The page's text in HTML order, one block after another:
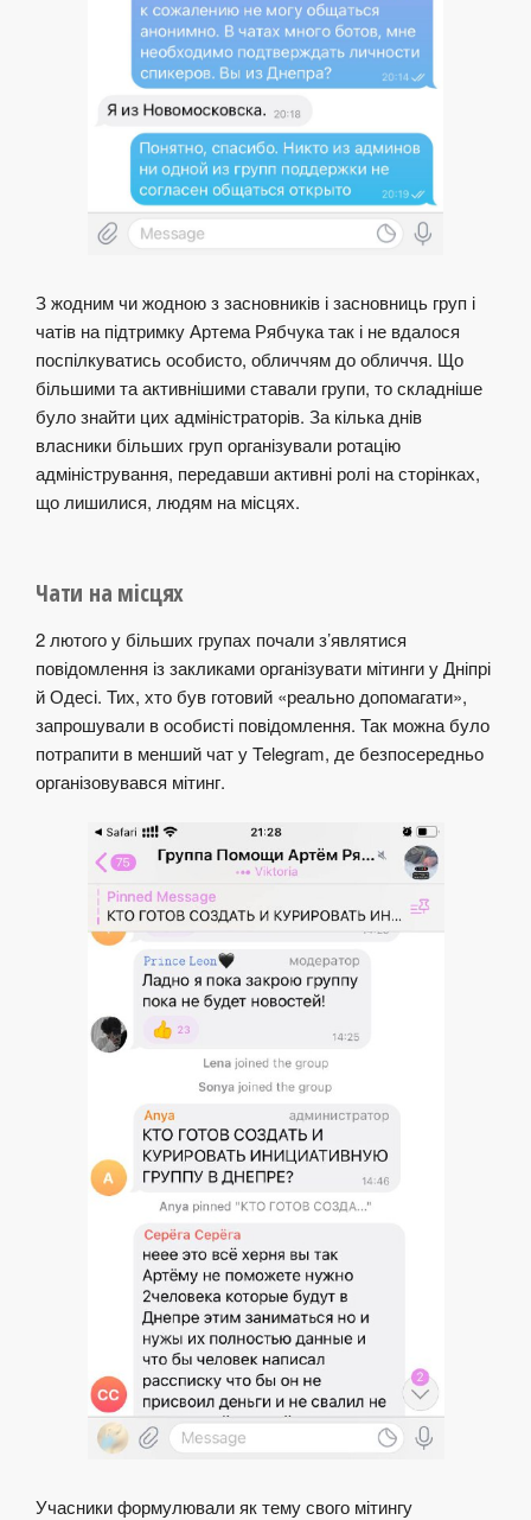
З жодним чи жодною з засновників і засновниць груп і
чатів на підтримку Артема Рябчука так і не вдалося
поспілкуватись особисто, обличчям до обличчя. Що
більшими та активнішими ставали групи, то складніше
було знайти цих адміністраторів. За кілька днів
власники більших груп організували ротацію
адміністрування, передавши активні ролі на сторінках,
що лишилися, людям на місцях.
Чати на місцях
2 лютого у більших групах почали з’являтися
повідомлення із закликами організувати мітинги у Дніпрі
й Одесі. Тих, хто був готовий «реально допомагати»,
запрошували в особисті повідомлення. Так можна було
потрапити в менший чат у Telegram, де безпосередньо
організовувався мітинг.
Учасники формулювали як тему свого мітингу